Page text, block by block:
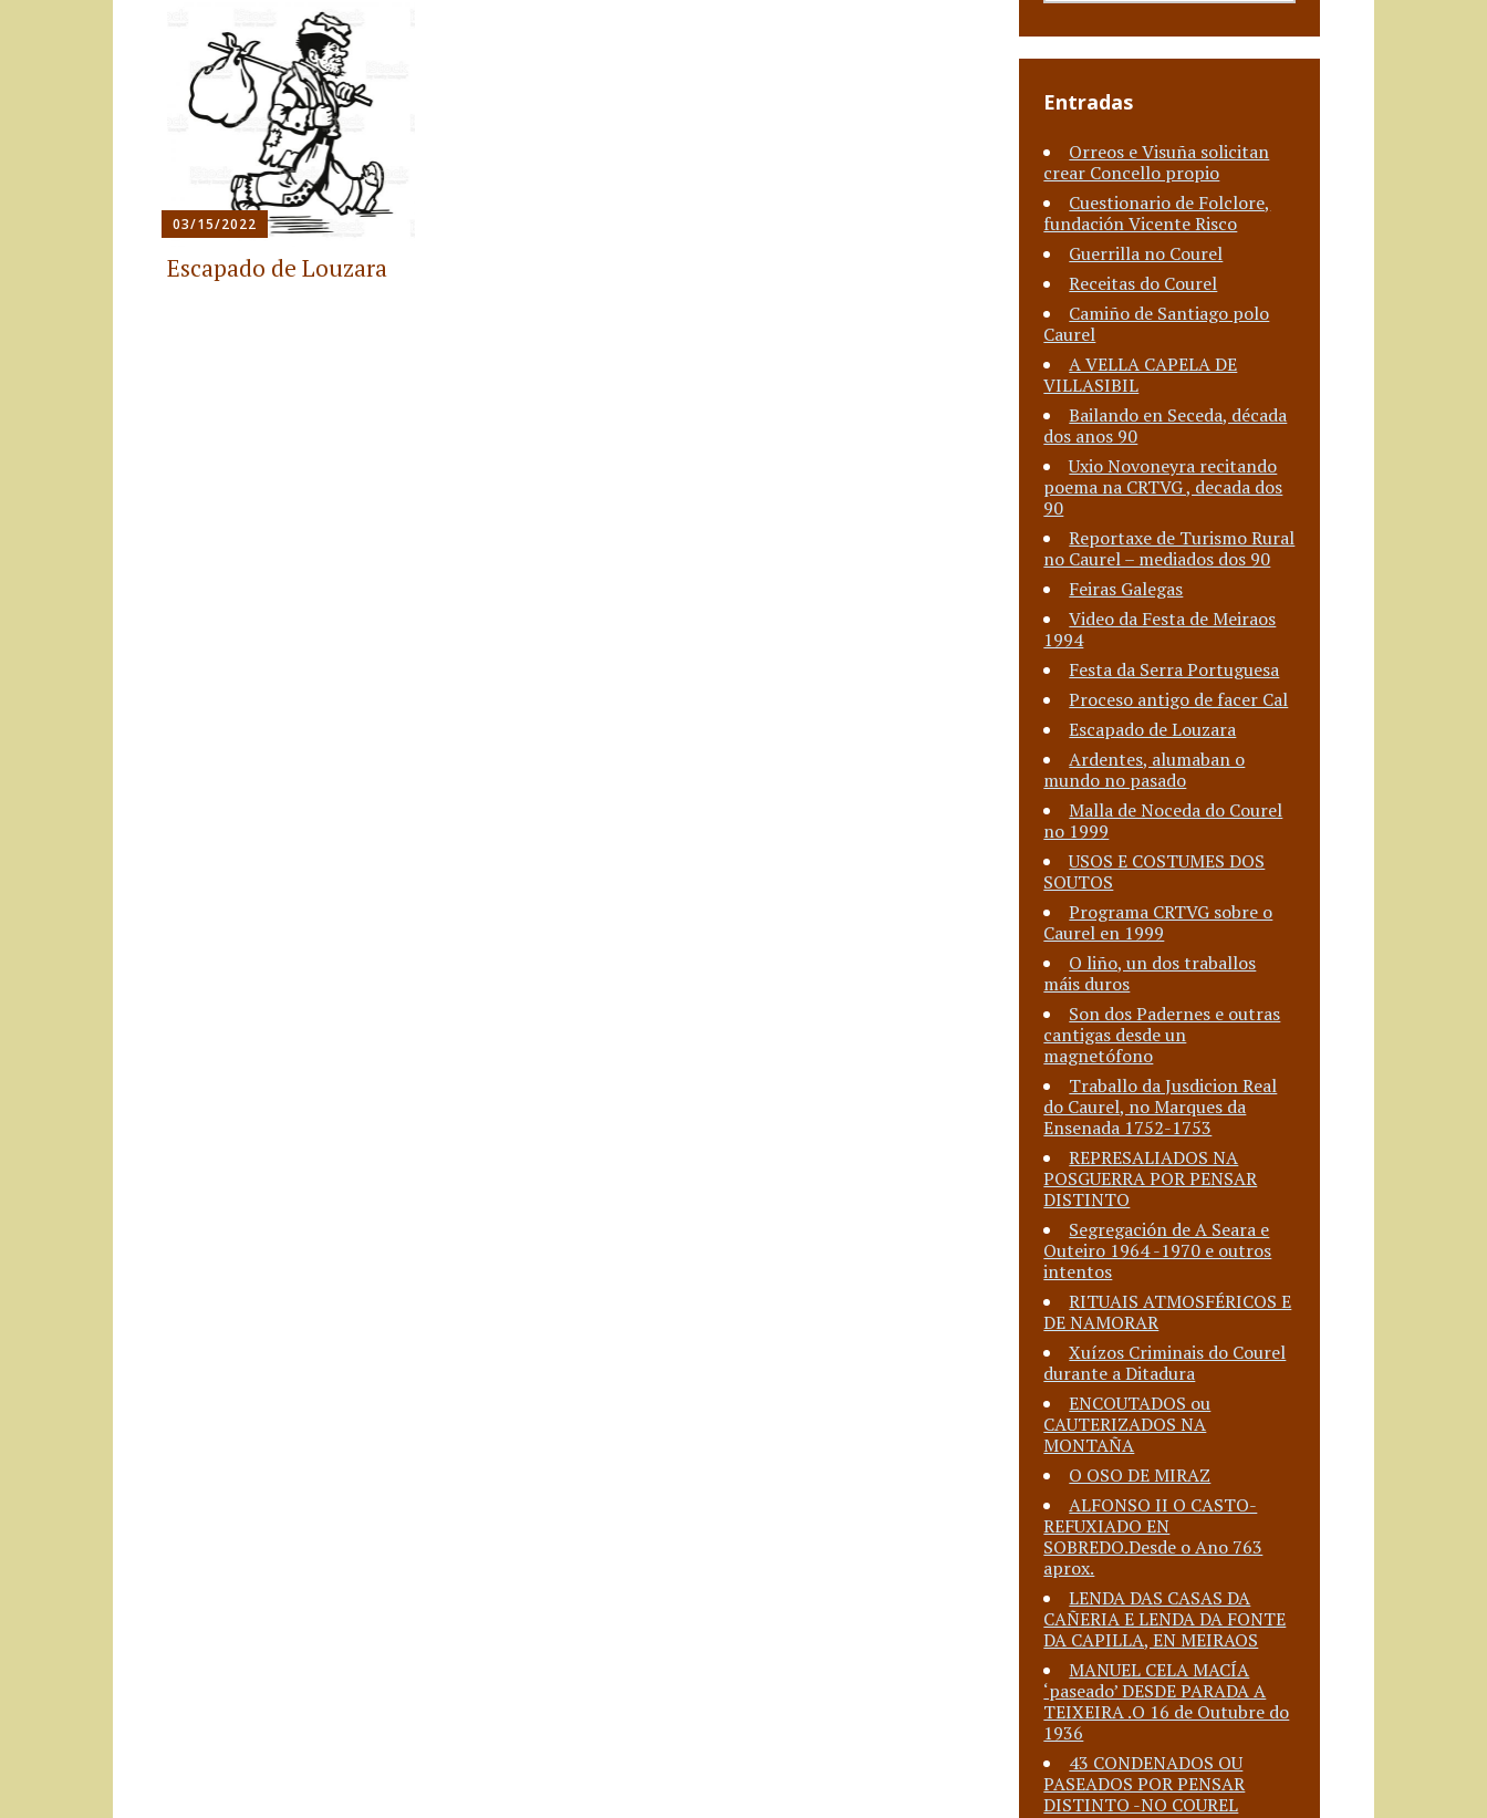
03/15/2022
Escapado de Louzara
Entradas
Orreos e Visuña solicitan
crear Concello propio
Cuestionario de Folclore,
fundación Vicente Risco
Guerrilla no Courel
Receitas do Courel
Camiño de Santiago polo
Caurel
A VELLA CAPELA DE
VILLASIBIL
Bailando en Seceda, década
dos anos 90
Uxio Novoneyra recitando
poema na CRTVG , decada dos
90
Reportaxe de Turismo Rural
no Caurel – mediados dos 90
Feiras Galegas
Video da Festa de Meiraos
1994
Festa da Serra Portuguesa
Proceso antigo de facer Cal
Escapado de Louzara
Ardentes, alumaban o
mundo no pasado
Malla de Noceda do Courel
no 1999
USOS E COSTUMES DOS
SOUTOS
Programa CRTVG sobre o
Caurel en 1999
O liño, un dos traballos
máis duros
Son dos Padernes e outras
cantigas desde un
magnetófono
Traballo da Jusdicion Real
do Caurel, no Marques da
Ensenada 1752-1753
REPRESALIADOS NA
POSGUERRA POR PENSAR
DISTINTO
Segregación de A Seara e
Outeiro 1964 -1970 e outros
intentos
RITUAIS ATMOSFÉRICOS E
DE NAMORAR
Xuízos Criminais do Courel
durante a Ditadura
ENCOUTADOS ou
CAUTERIZADOS NA
MONTAÑA
O OSO DE MIRAZ
ALFONSO II O CASTO-
REFUXIADO EN
SOBREDO.Desde o Ano 763
aprox.
LENDA DAS CASAS DA
CAÑERIA E LENDA DA FONTE
DA CAPILLA, EN MEIRAOS
MANUEL CELA MACÍA
‘paseado’ DESDE PARADA A
TEIXEIRA .O 16 de Outubre do
1936
43 CONDENADOS OU
PASEADOS POR PENSAR
DISTINTO -NO COUREL